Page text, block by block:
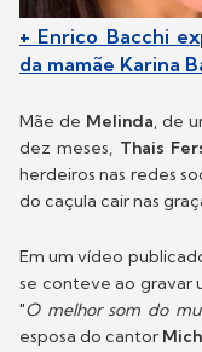
+ Enrico Bacchi
da mamãe Karina
Mãe de Melinda, de
dez meses, Thais
herdeiros nas redes
do caçula cair nas
Em um vídeo
se conteve ao gravar
"O melhor som do
esposa do cantor